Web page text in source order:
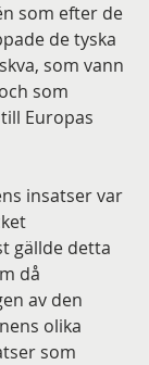
som efter de
de tyska
som vann
som
Europas
insatser var
gällde detta
då
av den
olika
som